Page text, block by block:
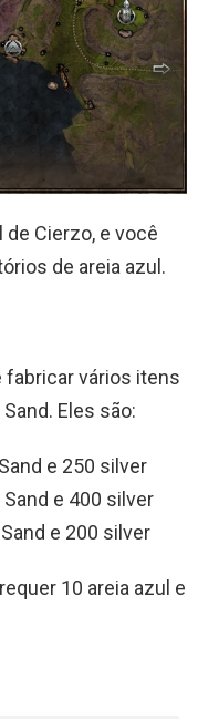
de Cierzo, e você
de areia azul.
fabricar vários itens
Eles são:
e 250 silver
e 400 silver
e 200 silver
10 areia azul e